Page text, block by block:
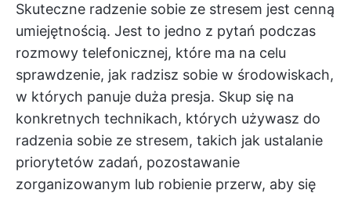
Skuteczne radzenie sobie ze stresem jest cenną
umiejętnością. Jest to jedno z pytań podczas
rozmowy telefonicznej, które ma na celu
sprawdzenie, jak radzisz sobie w środowiskach,
w których panuje duża presja. Skup się na
konkretnych technikach, których używasz do
radzenia sobie ze stresem, takich jak ustalanie
priorytetów zadań, pozostawanie
zorganizowanym lub robienie przerw, aby się